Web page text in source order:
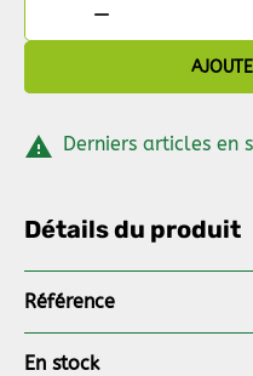

 Derniers articles en
Détails du produit
Référence
En stock